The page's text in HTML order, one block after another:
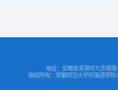
地址：安徽省芜湖市九华南
版权所有：安徽师范大学外国语学院